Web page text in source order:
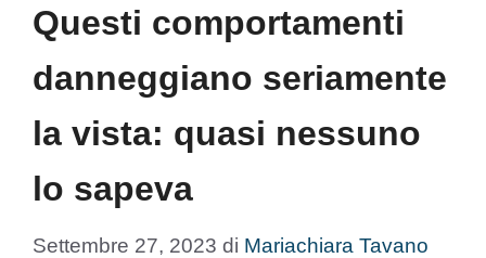
Questi comportamenti
danneggiano seriamente
la vista: quasi nessuno
lo sapeva
Settembre 27, 2023 di Mariachiara Tavano